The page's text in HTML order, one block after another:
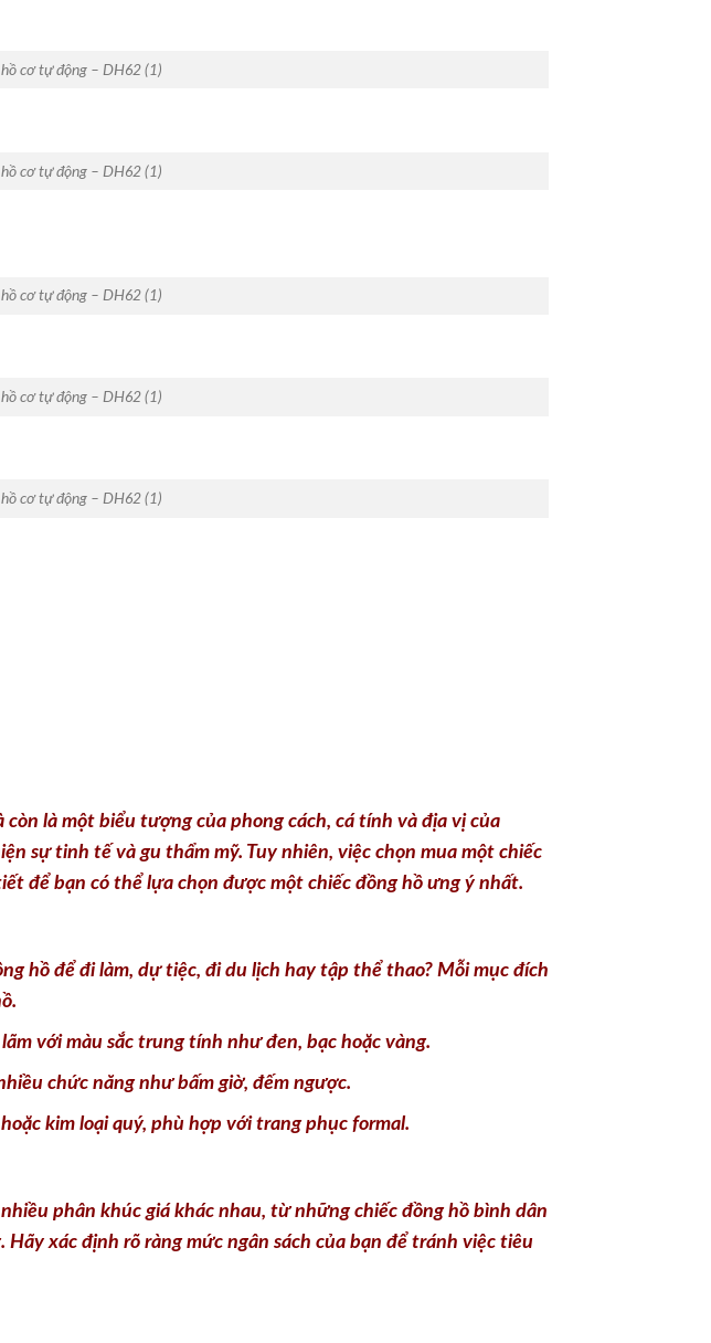
cơ tự động – DH62 (1)
cơ tự động – DH62 (1)
cơ tự động – DH62 (1)
cơ tự động – DH62 (1)
cơ tự động – DH62 (1)
là một biểu tượng của phong cách, cá tính và địa vị của
sự tinh tế và gu thẩm mỹ. Tuy nhiên, việc chọn mua một chiếc
để bạn có thể lựa chọn được một chiếc đồng hồ ưng ý nhất.
hồ để đi làm, dự tiệc, đi du lịch hay tập thể thao? Mỗi mục đích
với màu sắc trung tính như đen, bạc hoặc vàng.
chức năng như bấm giờ, đếm ngược.
kim loại quý, phù hợp với trang phục formal.
phân khúc giá khác nhau, từ những chiếc đồng hồ bình dân
xác định rõ ràng mức ngân sách của bạn để tránh việc tiêu